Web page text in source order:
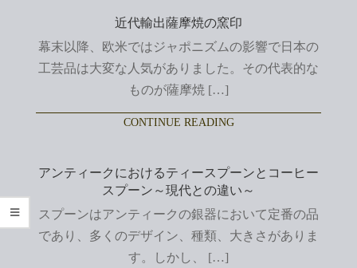
近代輸出薩摩焼の窯印
幕末以降、欧米ではジャポニズムの影響で日本の
工芸品は大変な人気がありました。その代表的な
ものが薩摩焼 […]
CONTINUE READING
アンティークにおけるティースプーンとコーヒー
スプーン～現代との違い～
スプーンはアンティークの銀器において定番の品
であり、多くのデザイン、種類、大きさがありま
す。しかし、 […]